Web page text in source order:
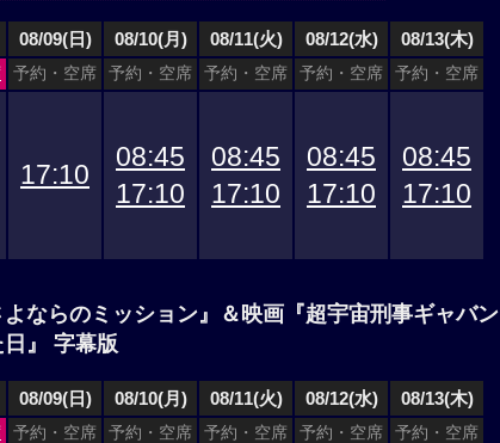
08/09(日) 08/10(月) 08/11(火) 08/12(水) 08/13(木)
予約・空席 予約・空席 予約・空席 予約・空席 予約・空席
17:10
08:45
17:10
08:45
17:10
08:45
17:10
08:45
17:10
ならのミッション』＆映画『超宇宙刑事ギャバン
』 字幕版
08/09(日) 08/10(月) 08/11(火) 08/12(水) 08/13(木)
予約・空席 予約・空席 予約・空席 予約・空席 予約・空席